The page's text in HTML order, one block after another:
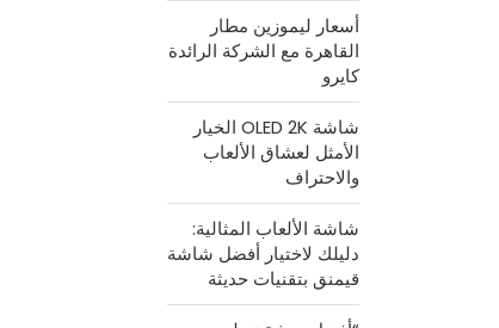
أسعار ليموزين مطار
القاهرة مع الشركة الرائدة
كايرو
شاشة OLED 2K الخيار
الأمثل لعشاق الألعاب
والاحتراف
شاشة الألعاب المثالية:
دليلك لاختيار أفضل شاشة
قيمنق بتقنيات حديثة